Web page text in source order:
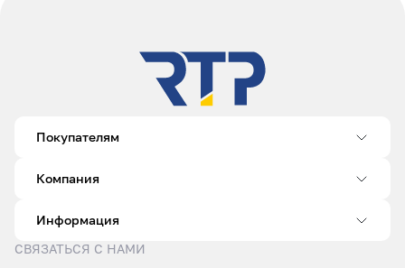
Покупателям
Компания
Информация
СВЯЗАТЬСЯ С НАМИ